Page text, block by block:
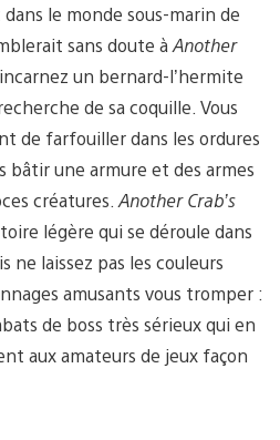
le monde sous-marin de
sans doute à Another
incarnez un bernard-l’hermite
de sa coquille. Vous
de farfouiller dans les ordures
bâtir une armure et des armes
créatures. Another Crab’s
légère qui se déroule dans
ne laissez pas les couleurs
amusants vous tromper :
de boss très sérieux qui en
aux amateurs de jeux façon